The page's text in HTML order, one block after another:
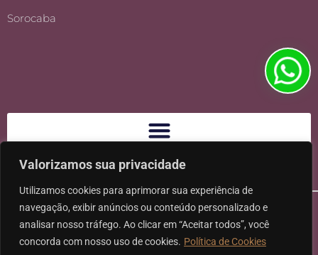
Valorizamos sua privacidade
Utilizamos cookies para aprimorar sua experiência de
navegação, exibir anúncios ou conteúdo personalizado e
analisar nosso tráfego. Ao clicar em “Aceitar todos”, você
concorda com nosso uso de cookies. Política de Cookies
Sorocaba